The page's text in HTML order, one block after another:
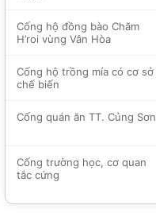
Cống hộ đồng bào Chăm
H’roi vùng Vân Hòa
Cống hộ trồng mía có cơ sở
chế biến
Cống quán ăn TT. Củng Sơn
Cống trường học, cơ quan
tắc cứng